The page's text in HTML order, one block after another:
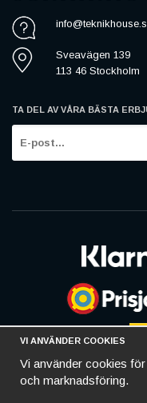
Sveavägen 139
113 46 Stockholm
TA DEL AV VÅRA BÄSTA
VI ANVÄNDER COOKIES
Vi använder cookies
och marknadsföring.